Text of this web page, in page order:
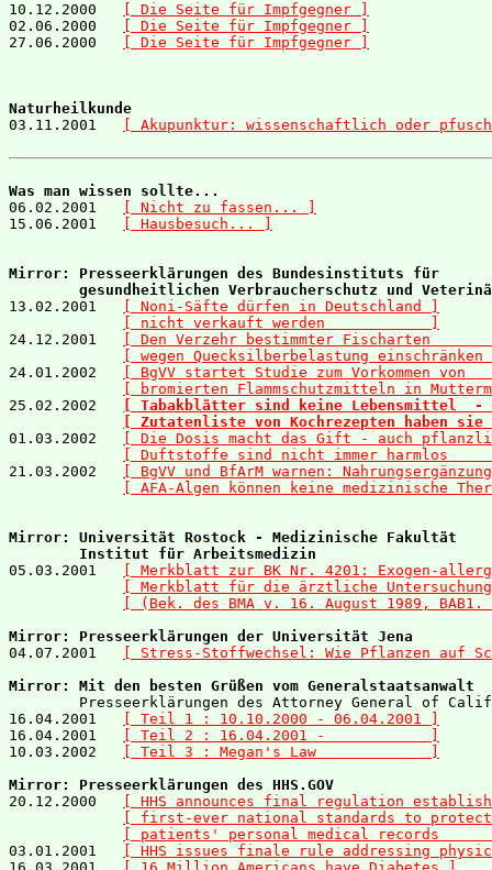
10.12.2000
[ Die Seite für Impfgegner ]
02.06.2000
[ Die Seite für Impfgegner ]
27.06.2000
[ Die Seite für Impfgegner ]
Naturheilkunde
03.11.2001
[ Akupunktur: wissenschaftlich oder
Was man wissen sollte...
06.02.2001
[ Nicht zu fassen... ]
15.06.2001
[ Hausbesuch... ]
Mirror: Presseerklärungen des Bundesinstituts für
gesundheitlichen Verbraucherschutz und
13.02.2001
[ Noni-Säfte dürfen in Deutschland ]
[ nicht verkauft werden            ]
24.12.2001
[ Den Verzehr bestimmter Fischarten
[ wegen Quecksilberbelastung
24.01.2002
[ BgVV startet Studie zum Vorkommen
[ bromierten Flammschutzmitteln in
25.02.2002
[ Tabakblätter sind keine
[ Zutatenliste von Kochrezepten haben
01.03.2002
[ Die Dosis macht das Gift - auch
[ Duftstoffe sind nicht immer harmlos
21.03.2002
[ BgVV und BfArM warnen:
[ AFA-Algen können keine medizinische
Mirror: Universität Rostock - Medizinische Fakultät
        Institut für Arbeitsmedizin
05.03.2001
[ Merkblatt zur BK Nr. 4201: Exogen-
[ Merkblatt für die ärztliche
[ (Bek. des BMA v. 16. August 1989,
Mirror: Presseerklärungen der Universität Jena
04.07.2001
[ Stress-Stoffwechsel: Wie Pflanzen auf
Mirror: Mit den besten Grüßen vom Generalstaatsanwalt
Presseerklärungen des Attorney General of
16.04.2001
[ Teil 1 : 10.10.2000 - 06.04.2001 ]
16.04.2001
[ Teil 2 : 16.04.2001 -            ]
10.03.2002
[ Teil 3 : Megan's Law             ]
Mirror: Presseerklärungen des HHS.GOV
20.12.2000
[ HHS announces final regulation
[ first-ever national standards to
[ patients' personal medical records
03.01.2001
[ HHS issues finale rule addressing